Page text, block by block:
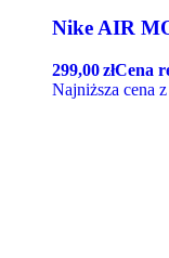
Nike AIR
299,00złCena
Najniższa cena